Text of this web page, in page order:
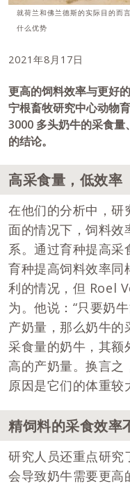
就荷兰和佛兰德斯的实际目的而
什么优势
2021年8月17日
更高的饲料效率与更好
宁根畜牧研究中心动物
3000 多头奶牛的采食
的结论。
高采食量，低效率
在他们的分析中，研
面的情况下，饲料效
系。通过育种提高
育种提高饲料效率同
利的情况，但 Roel
为。他说：“只要奶
产奶量，那么奶牛的
采食量的奶牛，其额
高的产奶量。换言
原因是它们的体重较
精饲料的采食效率
研究人员还重点研究
会导致奶牛需要更高